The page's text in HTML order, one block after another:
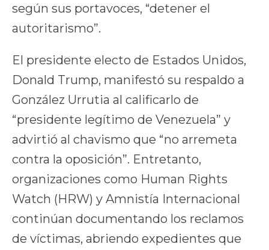
según sus portavoces, “detener el
autoritarismo”.
El presidente electo de Estados Unidos,
Donald Trump, manifestó su respaldo a
González Urrutia al calificarlo de
“presidente legítimo de Venezuela” y
advirtió al chavismo que “no arremeta
contra la oposición”. Entretanto,
organizaciones como Human Rights
Watch (HRW) y Amnistía Internacional
continúan documentando los reclamos
de víctimas, abriendo expedientes que